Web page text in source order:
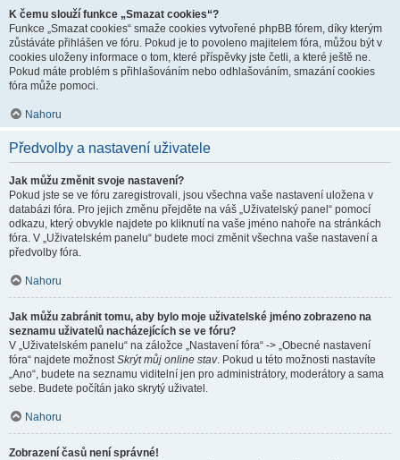
K čemu slouží funkce „Smazat cookies“?
Funkce „Smazat cookies“ smaže cookies vytvořené phpBB fórem, díky kterým
zůstáváte přihlášen ve fóru. Pokud je to povoleno majitelem fóra, můžou být v
cookies uloženy informace o tom, které příspěvky jste četli, a které ještě ne.
Pokud máte problém s přihlašováním nebo odhlašováním, smazání cookies
fóra může pomoci.
Nahoru
Předvolby a nastavení uživatele
Jak můžu změnit svoje nastavení?
Pokud jste se ve fóru zaregistrovali, jsou všechna vaše nastavení uložena v
databázi fóra. Pro jejich změnu přejděte na váš „Uživatelský panel“ pomocí
odkazu, který obvykle najdete po kliknutí na vaše jméno nahoře na stránkách
fóra. V „Uživatelském panelu“ budete moci změnit všechna vaše nastavení a
předvolby fóra.
Nahoru
Jak můžu zabránit tomu, aby bylo moje uživatelské jméno zobrazeno na
seznamu uživatelů nacházejících se ve fóru?
V „Uživatelském panelu“ na záložce „Nastavení fóra“ -> „Obecné nastavení
fóra“ najdete možnostSkrýt můj online stav. Pokud u této možnosti nastavíte
„Ano“, budete na seznamu viditelní jen pro administrátory, moderátory a sama
sebe. Budete počítán jako skrytý uživatel.
Nahoru
Zobrazení časů není správné!